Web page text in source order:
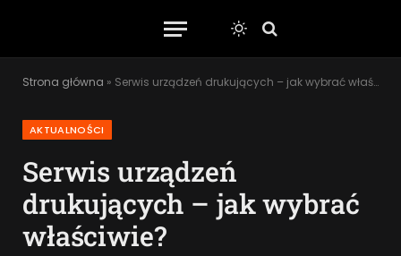
Strona główna » Serwis urządzeń drukujących – jak wybrać właściwie?
AKTUALNOŚCI
Serwis urządzeń
drukujących – jak wybrać
właściwie?